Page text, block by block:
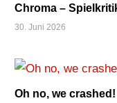
Chroma –
30. Juni 2026
Oh no, we